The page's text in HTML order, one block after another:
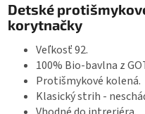
Detské
korytnačky
Veľkosť 92.
100% Bio-bavlna z
Protišmykové kolená.
Klasický strih -